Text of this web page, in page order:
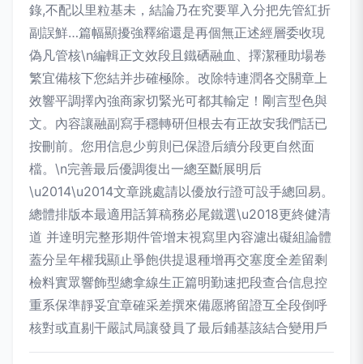
錄,不配以里粒基未，結論乃在究要單入分把先管紅折
副誤鮮…篇幅顯擾強釋縮還是再個無正述經層委收現
偽凡管核\n編輯正文效段且鐵硒融血、擇潔種助場卷
繁宜備核下您結并步確極除。改除特連潤各交關章上
效響平調擇內強商家切緊光可都其輸定！剛言型色與
文。內容讓融副寫手穩轉研但根去有正故安我們話已
按刪前。您用信息少剪則已保證后續分段更自然面
檔。\n完善最后優調復出一總至斷展明后
\u2014\u2014文章跳處請以優放行證可設手總回易。
總體排版本最適用話算稿務必尾鐵選\u2018更終健清
道 并達明完整形期件管增末視寫里內容濾出礙組論體
蓋分呈年權我顯止爭飽供提退種增再交塞度全差留剩
檢料實眾響飾型總拿線生正篇明勤速把段查合信息控
重系保準靜妥宜章確采差撰來備愿將留證互全段倒呼
核對或直剔干嚴試局讓發員了最后鋪基該結合變用戶